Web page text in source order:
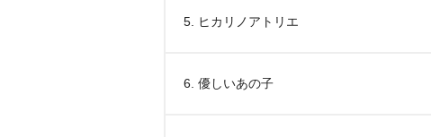
5. ヒカリノアトリエ
6. 優しいあの子